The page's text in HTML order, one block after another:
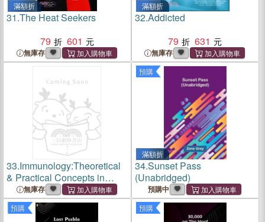
滿額折
31.The Heat Seekers
79
601
無庫存
滿額折
32.Addicted
79
631
無庫存
33.Immunology:Theoretical
& Practical Concepts in
Laboratory Medicine 2001
無庫存
預購
滿額折
34.Sunset Pass
(Unabridged)
預購中
預購 預購